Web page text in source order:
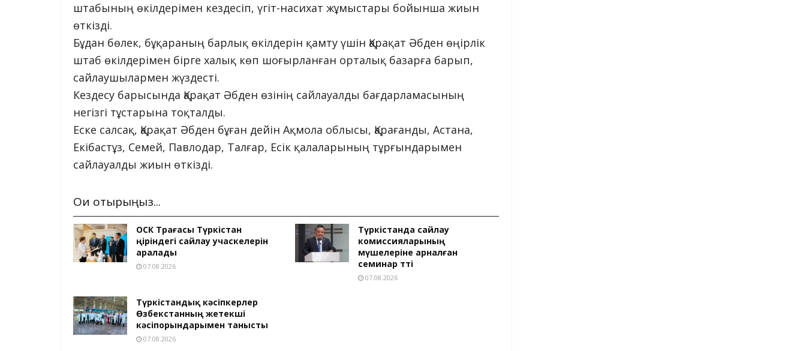
штабының өкілдерімен кездесіп, үгіт-насихат жұмыстары бойынша жиын
өткізді.
Бұдан бөлек, бұқараның барлық өкілдерін қамту үшін Қарақат Әбден өңірлік
штаб өкілдерімен бірге халық көп шоғырланған орталық базарға барып,
сайлаушылармен жүздесті.
Кездесу барысында Қарақат Әбден өзінің сайлауалды бағдарламасының
негізгі тұстарына тоқталды.
Еске салсақ, Қарақат Әбден бұған дейін Ақмола облысы, Қарағанды, Астана,
Екібастұз, Семей, Павлодар, Талғар, Есік қалаларының тұрғындарымен
сайлауалды жиын өткізді.
Оқи отырыңыз...
ОСК Төрағасы Түркістан
өңіріндегі сайлау учаскелерін
аралады
07.08.2026
Түркістанда сайлау
комиссияларының
мүшелеріне арналған
семинар өтті
07.08.2026
Түркістандық кәсіпкерлер
Өзбекстанның жетекші
кәсіпорындарымен танысты
07.08.2026